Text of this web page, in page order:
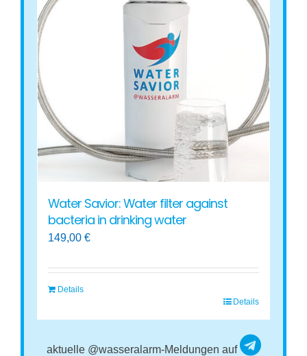
Water Savior: Water filter against
bacteria in drinking water
149,00€
Details
Details
aktuelle @wasseralarm-Meldungen auf